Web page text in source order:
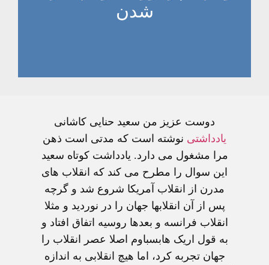
شدن
دوست عزیز من سعید حنایی کاشانی
یادداشتی نوشته است که مدتی است ذهن
مرا مشغول می دارد. یادداشت کوتاه سعید
این سوال را مطرح می کند که انقلاب های
مدرن از انقلاب آمریکا شروع شد و گرچه
پس از آن انقلابها جهان را در نوردید و مثلا
انقلاب فرانسه و بعدها روسیه اتفاق افتاد و
به قول اریک هابسباوم اصلا عصر انقلاب را
جهان تجربه کرد، اما هیچ انقلابی به اندازه